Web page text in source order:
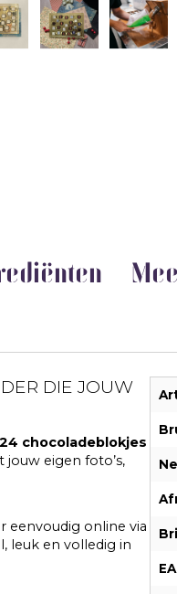
DIE JOUW
chocoladeblokjes
jouw eigen foto’s,
eenvoudig online via
leuk en volledig in